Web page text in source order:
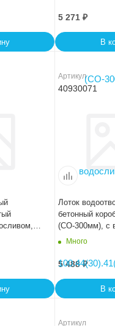
5 271 ₽
В
-
Артикул
40930071
Лоток
бетонный
(СО-300мм), с
KUв
Много
5 488₽
В
Артикул